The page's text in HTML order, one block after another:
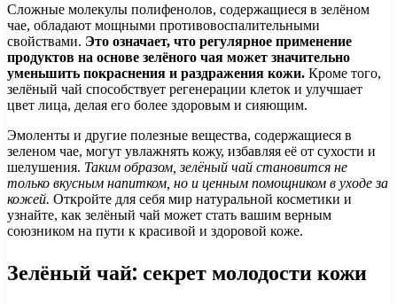
Сложные молекулы полифенолов, содержащиеся в зелёном
чае, обладают мощными противовоспалительными
свойствами. Это означает, что регулярное применение
продуктов на основе зелёного чая может значительно
уменьшить покраснения и раздражения кожи. Кроме того,
зелёный чай способствует регенерации клеток и улучшает
цвет лица, делая его более здоровым и сияющим.
Эмоленты и другие полезные вещества, содержащиеся в
зеленом чае, могут увлажнять кожу, избавляя её от сухости и
шелушения. Таким образом, зелёный чай становится не
только вкусным напитком, но и ценным помощником в уходе за
кожей. Откройте для себя мир натуральной косметики и
узнайте, как зелёный чай может стать вашим верным
союзником на пути к красивой и здоровой коже.
Зелёный чай: секрет молодости кожи